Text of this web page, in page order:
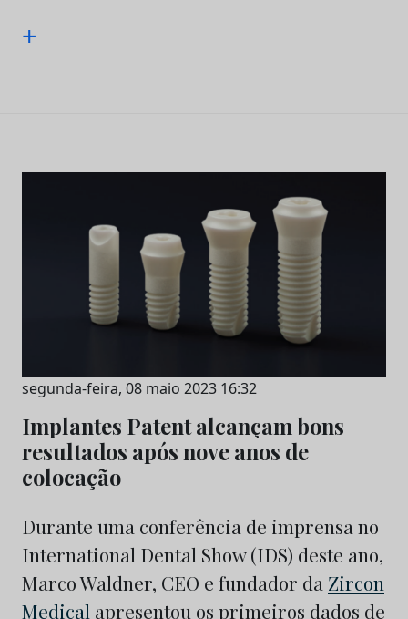
+
segunda-feira, 08 maio 2023 16:32
Implantes Patent alcançam bons
resultados após nove anos de
colocação
Durante uma conferência de imprensa no
International Dental Show (IDS) deste ano,
Marco Waldner, CEO e fundador da Zircon
Medical apresentou os primeiros dados de